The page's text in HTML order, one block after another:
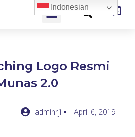
Logo Resmi
2.0
adminrji April 6, 2019
Indonesian